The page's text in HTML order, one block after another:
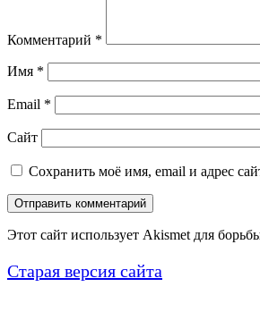
Комментарий *
Имя *
Email *
Сайт
Сохранить моё имя, email и адрес
Этот сайт использует Akismet для
Старая версия сайта